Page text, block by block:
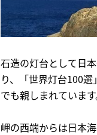
石造の灯台として日
り、「世界灯台100
でも親しまれています
岬の西端からは日本